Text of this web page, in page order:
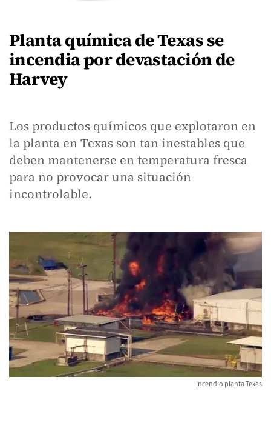
Planta química de Texas se
incendia por devastación de
Harvey
Los productos químicos que explotaron en
la planta en Texas son tan inestables que
deben mantenerse en temperatura fresca
para no provocar una situación
incontrolable.
Incendio planta Texas